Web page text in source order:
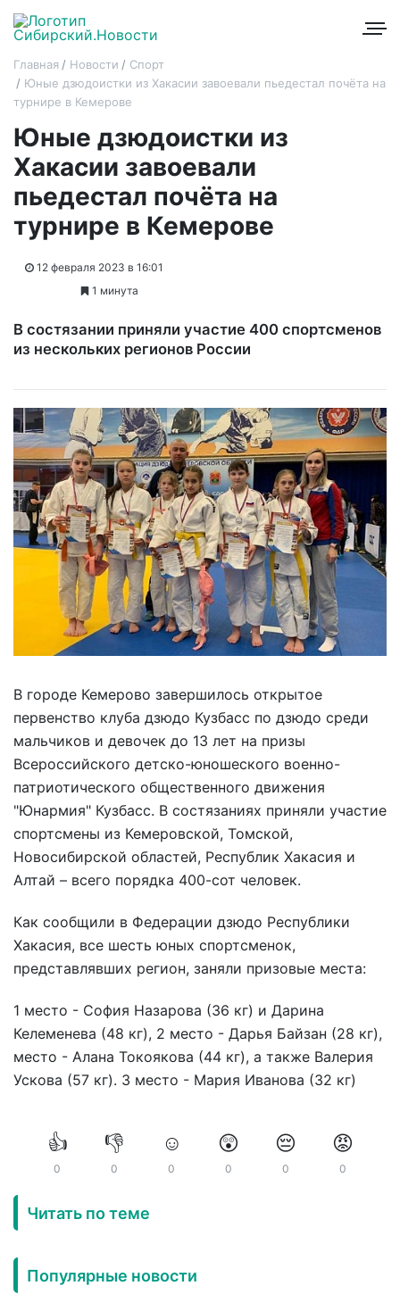
Главная Новости
Спорт
Юные дзюдоистки из Хакасии завоевали пьедестал почёта на
турнире в Кемерове
Юные дзюдоистки из
Хакасии завоевали
пьедестал почёта на
турнире в Кемерове
12 февраля 2023 в 16:01
1 минута
В состязании приняли участие 400 спортсменов
из нескольких регионов России
В городе Кемерово завершилось открытое
первенство клуба дзюдо Кузбасс по дзюдо среди
мальчиков и девочек до 13 лет на призы
Всероссийского детско-юношеского военно-
патриотического общественного движения
"Юнармия" Кузбасс. В состязаниях приняли участие
спортсмены из Кемеровской, Томской,
Новосибирской областей, Республик Хакасия и
Алтай – всего порядка 400-сот человек.
Как сообщили в Федерации дзюдо Республики
Хакасия, все шесть юных спортсменок,
представлявших регион, заняли призовые места:
1 место - София Назарова (36 кг) и Дарина
Келеменева (48 кг), 2 место - Дарья Байзан (28 кг),
место - Алана Токоякова (44 кг), а также Валерия
Ускова (57 кг). 3 место - Мария Иванова (32 кг)
👍
0
👎
0
☺️
0
😲
0
😔
0
😡
0
Читать по теме
Популярные новости